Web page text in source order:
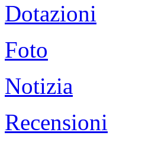
Dotazioni
Foto
Notizia
Recensioni